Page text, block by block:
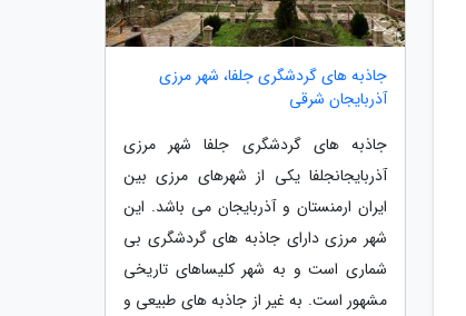
جاذبه های گردشگری جلفا، شهر مرزی
آذربایجان شرقی
جاذبه های گردشگری جلفا شهر مرزی
آذربایجانجلفا یکی از شهرهای مرزی بین
ایران ارمنستان و آذربایجان می باشد. این
شهر مرزی دارای جاذبه های گردشگری بی
شماری است و به شهر کلیساهای تاریخی
مشهور است. به غیر از جاذبه های طبیعی و